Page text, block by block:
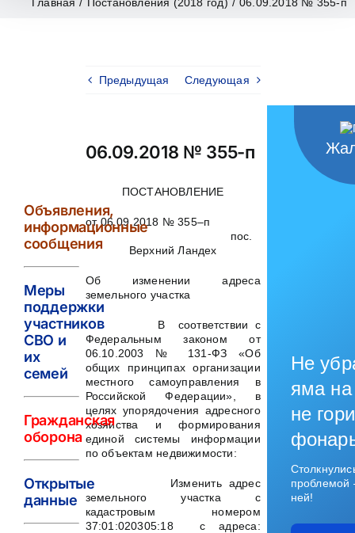
Предыдущая Следующая
06.09.2018 № 355-п
ПОСТАНОВЛЕНИЕ
от 06.09.2018 № 355–п
пос.
Верхний Ландех
Об изменении адреса
земельного участка
В соответствии с
Федеральным законом от
06.10.2003 № 131-ФЗ «Об
общих принципах организации
местного самоуправления в
Российской Федерации», в
целях упорядочения адресного
хозяйства и формирования
единой системы информации
по объектам недвижимости:
Изменить адрес
земельного участка с
кадастровым номером
37:01:020305:18 с адреса:
Объявления,
информационные
сообщения
Меры
поддержки
участников
СВО и
их
семей
Гражданская
оборона
Открытые
данные
Не
яма на
не
ней!